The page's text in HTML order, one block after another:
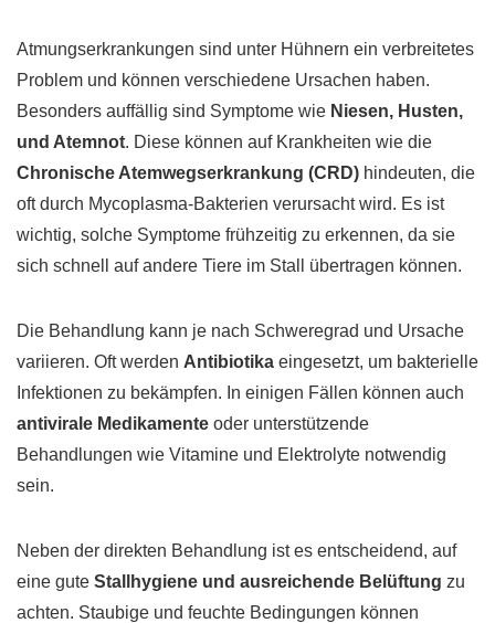
Atmungserkrankungen sind unter Hühnern ein verbreitetes
Problem und können verschiedene Ursachen haben.
Besonders auffällig sind Symptome wie Niesen, Husten,
und Atemnot. Diese können auf Krankheiten wie die
Chronische Atemwegserkrankung (CRD) hindeuten, die
oft durch Mycoplasma-Bakterien verursacht wird. Es ist
wichtig, solche Symptome frühzeitig zu erkennen, da sie
sich schnell auf andere Tiere im Stall übertragen können.
Die Behandlung kann je nach Schweregrad und Ursache
variieren. Oft werden Antibiotika eingesetzt, um bakterielle
Infektionen zu bekämpfen. In einigen Fällen können auch
antivirale Medikamente oder unterstützende
Behandlungen wie Vitamine und Elektrolyte notwendig
sein.
Neben der direkten Behandlung ist es entscheidend, auf
eine gute Stallhygiene und ausreichende Belüftung zu
achten. Staubige und feuchte Bedingungen können